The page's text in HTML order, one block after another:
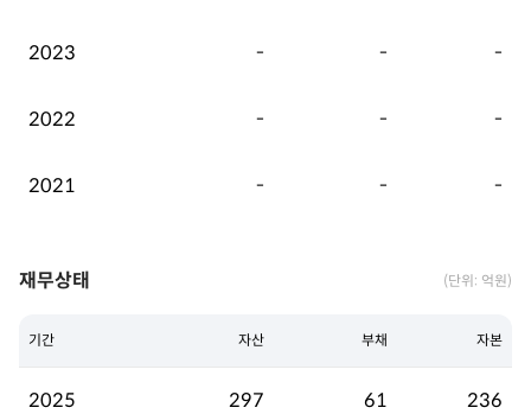
2023 - - -
2022 - - -
2021 - - -
재무상태 (단위: 억원)
기간 자산 부채 자본
2025 297 61 236